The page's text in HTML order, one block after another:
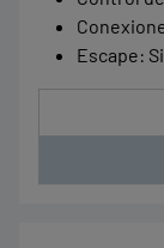
Escape: